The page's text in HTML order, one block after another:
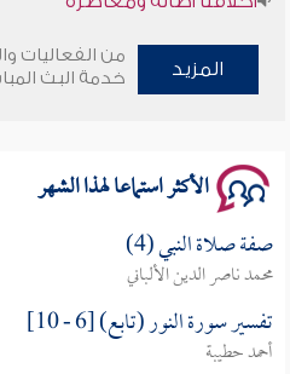
وأمنهم من خوف 9
المزيد
من الفعاليات
خدمة البث
الأكثر استماعا لهذا الشهر
صفة صلاة النبي (4)
محمد ناصر الدين الألباني
تفسير سورة النور (تابع) [6 - 10]
أحمد حطيبة